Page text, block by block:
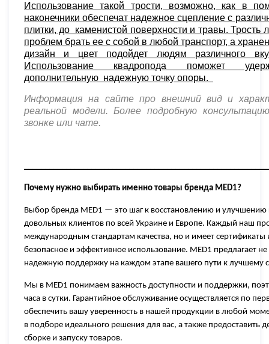
Использование такой трости, возможно, как в
наконечники обеспечат надежное сцепление с
плитки, до каменистой поверхности и травы. Трость
проблем брать ее с собой в любой транспорт, а
дизайн и цвет подойдет людям различного
Использование квадропода поможет
дополнительную надежную точку опоры.
Информация на сайте про внешний вид и
реальной модели. Более подробную
звонке или чате.
Почему нужно выбирать именно товары бренда MED1?
Выбор бренда MED1 — это шаг к восстановлению и улучшению
довольных клиентов по всей Украине и Европе. Каждый наш
международным стандартам качества, но и имеет сертификаты
безопасное и эффективное использование. MED1 предлагает
надежную поддержку на каждом этапе вашего пути к лучшему
Мы в MED1 понимаем важность доступности и поддержки,
часа в сутки. Гарантийное обслуживание осуществляется по
обеспечить вашу уверенность в нашей продукции в любой
в подборе идеального решения для вас, а также предоставить
сборке и запуску товаров.